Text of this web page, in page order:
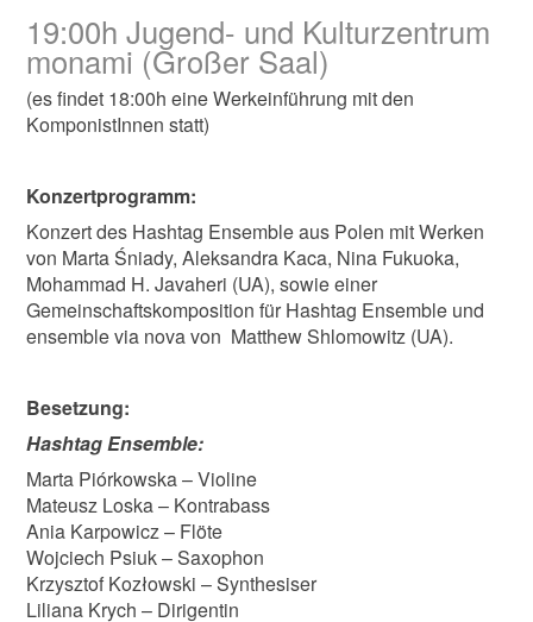
19:00h Jugend- und Kulturzentrum
monami (Großer Saal)
(es findet 18:00h eine Werkeinführung mit den
KomponistInnen statt)
Konzertprogramm:
Konzert des Hashtag Ensemble aus Polen mit Werken
von Marta Śniady, Aleksandra Kaca, Nina Fukuoka,
Mohammad H. Javaheri (UA), sowie einer
Gemeinschaftskomposition für Hashtag Ensemble und
ensemble via nova von Matthew Shlomowitz (UA).
Besetzung:
Hashtag Ensemble:
Marta Piórkowska – Violine
Mateusz Loska – Kontrabass
Ania Karpowicz – Flöte
Wojciech Psiuk – Saxophon
Krzysztof Kozłowski – Synthesiser
Liliana Krych – Dirigentin